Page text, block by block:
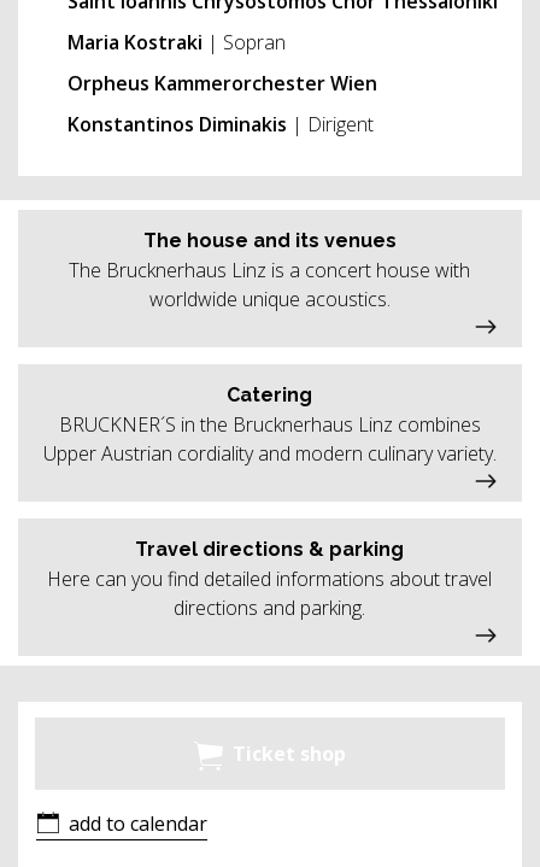
Maria Kostraki | Sopran
Orpheus Kammerorchester Wien
Konstantinos Diminakis | Dirigent
Ticket shop
add to calendar
The house and its venues
The Brucknerhaus Linz is a concert house with
worldwide unique acoustics.
Catering
BRUCKNER´S in the Brucknerhaus Linz combines
Upper Austrian cordiality and modern culinary variety.
Travel directions & parking
Here can you find detailed informations about travel
directions and parking.